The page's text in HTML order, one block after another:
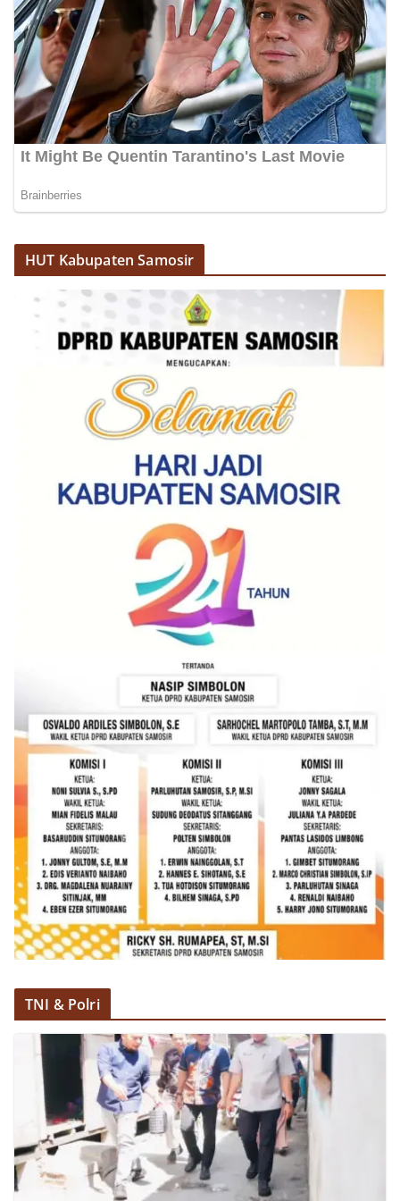
Bhabinkamtibmas di tengah-tengah warga
diharapkan dapat semakin mempererat
hubungan kemitraan antara Polri dan
masyarakat, sekaligus membangun kesadaran
kolektif warga akan pentingnya menjaga
keamanan, ketertiban, dan kekompakan
lingkungan, khususnya dalam menyambut
momentum bersejarah HUT Kemerdekaan
Republik Indonesia.‎Kegiatan sambang ini
rencananya akan terus dilaksanakan secara rutin
sekaligus menumbuhkan semangat nasionalisme
warga dalam menyambut Hari Kemerdekaan RI.
Percepat Penanganan Infrastruktur Kota Medan,
Dinas SDABMBK Perkuat Sinergi dengan
Kecamatan
Ketua DPRD Medan Terima Silaturahmi Kapolres
Belawan, Bahas Narkoba, Kriminalitas hingga
Potensi Ekonomi
Bhabinkamtibmas Polsek Medan Sunggal
Sambangi Warga Kelurahan Sunggal, Ingatkan
Pemasangan Bendera Merah Putih Jelang HUT
Kemerdekaan RI‎‎Medan, 5 Agustus 2026 — Dalam
rangka menyambut Hari Ulang Tahun
Kemerdekaan Republik Indonesia yang ke-81,
Bhabinkamtibmas Kelurahan Sunggal, Aiptu
Muliyadi Suraukur, melaksanakan kegiatan
sambang Door to Door System (DDS) kepada
warga di wilayah Kelurahan Sunggal, Kecamatan
Medan Sunggal, pada Rabu (05/08/2026).‎‎Kegiatan
tersebut berlangsung sejak pukul 09.00 WIB
hingga selesai, menyasar rumah-rumah warga di
beberapa lingkungan yang ada di kelurahan
tersebut.‎Sambang Langsung ke Rumah
Warga‎Dalam kegiatan ini, Aiptu Muliyadi
Suraukur mendatangi warga secara langsung dari
rumah ke rumah untuk menjalin silaturahmi
sekaligus menyampaikan pesan-pesan
kamtibmas. Kehadiran petugas disambut baik
oleh warga, yang sebagian besar tengah bersiap
menyambut momentum HUT Kemerdekaan RI
dengan berbagai persiapan di lingkungan
masing-masing.‎Dalam dialog yang berlangsung
akrab, Bhabinkamtibmas menyapa warga,
menanyakan kondisi keamanan dan kenyamanan
lingkungan tempat tinggal, serta membuka ruang
komunikasi dua arah agar warga dapat
menyampaikan keluhan maupun informasi terkait
situasi kamtibmas di sekitar mereka.‎‎‎Salah satu
poin utama yang disampaikan dalam kegiatan
sambang ini adalah imbauan kepada warga untuk
memasang bendera Merah Putih secara penuh,
penghormatan dan rasa cinta tanah air
menjelang perayaan HUT Kemerdekaan RI.
bendera dengan benar merupakan salah satu
wujud nyata partisipasi masyarakat dalam
memperingati hari bersejarah bangsa
Indonesia.‎‎”Kami mengimbau kepada seluruh
warga agar mulai mempersiapkan dan memasang
bendera Merah Putih di depan rumah masing-
masing secara penuh. Ini adalah bentuk
penghormatan kita bersama terhadap
perjuangan para pahlawan yang telah merebut
HUT Kabupaten Samosir
TNI & Polri